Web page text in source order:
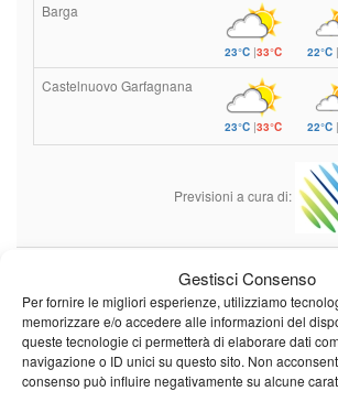
Gestisci Consenso
Per fornire le migliori esperienze, utilizziamo
memorizzare e/o accedere alle informazioni del
queste tecnologie ci permetterà di elaborare dati
navigazione o ID unici su questo sito. Non
consenso può influire negativamente su alcune
Barga
23°C|33°C 22°C|
Castelnuovo Garfagnana
23°C|33°C 22°C|
Previsioni a cura di:
Calendario eventi
« Lug Agosto 2026
L
M M G V